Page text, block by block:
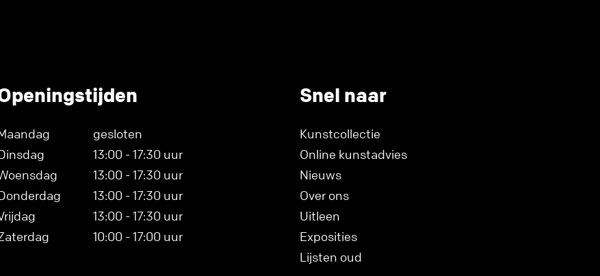
gesloten
13:00 - 17:30 uur
13:00 - 17:30 uur
13:00 - 17:30 uur
13:00 - 17:30 uur
10:00 - 17:00 uur
Snel naar
Kunstcollectie
Online kunstadvies
Nieuws
Over ons
Uitleen
Exposities
Lijsten oud